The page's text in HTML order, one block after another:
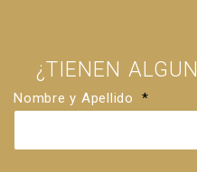
¿TIENEN
Nombre y Apellido *